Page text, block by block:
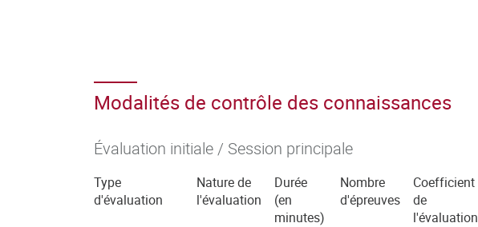
Modalités de contrôle des connaissances
Évaluation initiale / Session principale
Type
d'évaluation
Nature de
l'évaluation
Durée
(en
minutes)
Nombre
d'épreuves
Coefficient
de
l'évaluation